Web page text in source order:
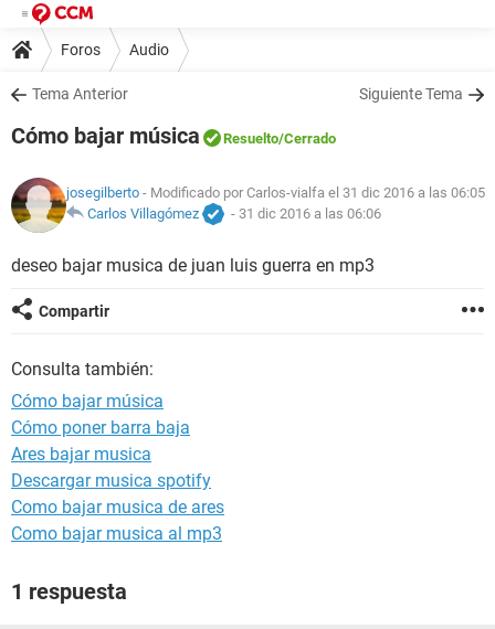
Foros Audio
Tema Anterior Siguiente Tema
Cómo bajar música Resuelto/Cerrado
josegilberto - Modificado por Carlos-vialfa el 31 dic 2016 a las 06:05
Carlos Villagómez
- 31 dic 2016 a las 06:06
deseo bajar musica de juan luis guerra en mp3
Compartir
Consulta también:
Cómo bajar música
Cómo poner barra baja
Ares bajar musica
Descargar musica spotify
Como bajar musica de ares
Como bajar musica al mp3
1 respuesta